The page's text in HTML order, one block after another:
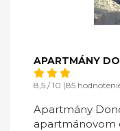
APARTMÁNY
8,5 / 10 (85
Apartmány
apartmánovom